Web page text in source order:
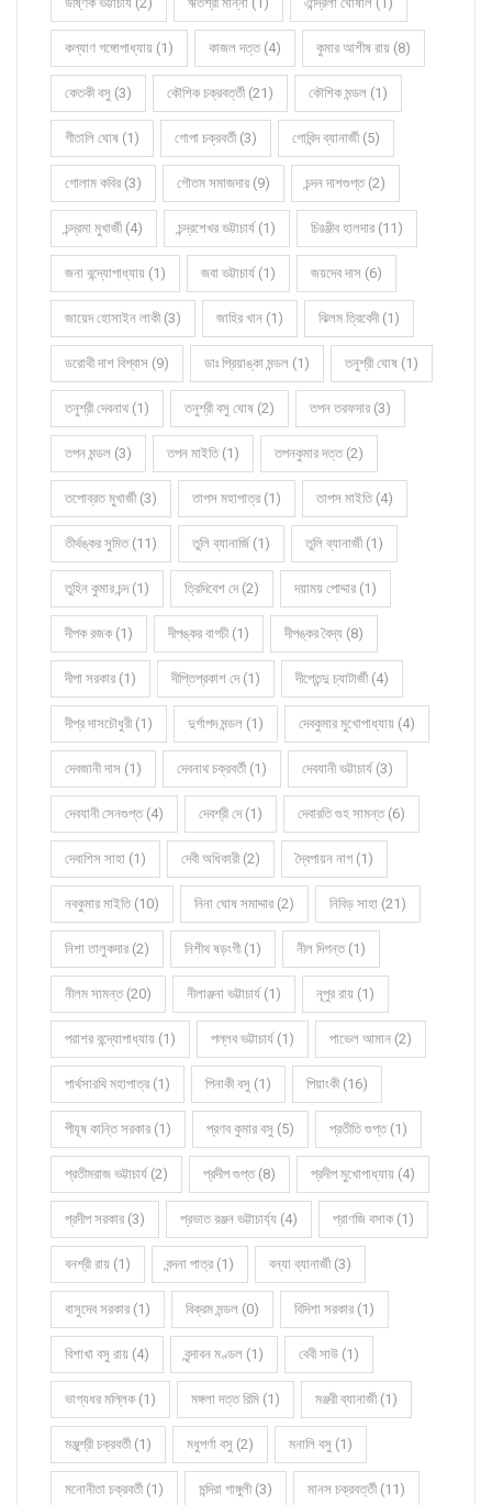
কল্যাণ গঙ্গোপাধ্যায় (1) কাজল দত্ত (4) কুমার আশীষ রায় (8)
কেতকী বসু (3) কৌশিক চক্রবর্ত্তী (21) কৌশিক মন্ডল (1)
গীতালি ঘোষ (1) গোপা চক্রবর্তী (3) গোবিন্দ ব্যানার্জী (5)
গোলাম কবির (3) গৌতম সমাজদার (9) চন্দন দাশগুপ্ত (2)
চন্দ্রমা মুখার্জী (4) চন্দ্রশেখর ভট্টাচার্য (1) চিরঞ্জীব হালদার (11)
জনা বন্দ্যোপাধ্যায় (1) জবা ভট্টাচার্য (1) জয়দেব দাস (6)
জায়েদ হোসাইন লাকী (3) জাহির খান (1) ঝিলম ত্রিবেদী (1)
ডরোথী দাশ বিশ্বাস (9) ডাঃ প্রিয়াঙ্কা মন্ডল (1) তনুশ্রী ঘোষ (1)
তনুশ্রী দেবনাথ (1) তনুশ্রী বসু ঘোষ (2) তপন তরফদার (3)
তপন মন্ডল (3) তপন মাইতি (1) তপনকুমার দত্ত (2)
তপোব্রত মুখার্জী (3) তাপস মহাপাত্র (1) তাপস মাইতি (4)
তীর্থঙ্কর সুমিত (11) তুলি ব্যানার্জি (1) তুলি ব্যানার্জী (1)
তুহিন কুমার চন্দ (1) ত্রিদিবেশ দে (2) দয়াময় পোদ্দার (1)
দীপক রজক (1) দীপঙ্কর বাগচী (1) দীপঙ্কর বৈদ্য (8)
দীপা সরকার (1) দীপ্তিপ্রকাশ দে (1) দীপ্তেন্দু চ্যাটার্জী (4)
দীপ্র দাসচৌধুরী (1) দুর্গাপদ মন্ডল (1) দেবকুমার মুখোপাধ্যায় (4)
দেবজানী দাস (1) দেবনাথ চক্রবর্তী (1) দেবযানী ভট্টাচার্য (3)
দেবযানী সেনগুপ্ত (4) দেবশ্রী দে (1) দেবারতি গুহ সামন্ত (6)
দেবাশিস সাহা (1) দেবী অধিকারী (2) দ্বৈপায়ন নাগ (1)
নবকুমার মাইতি (10) নিনা ঘোষ সমাদ্দার (2) নিবিড় সাহা (21)
নিশা তালুকদার (2) নিশীথ ষড়ংগী (1) নীল দিগন্ত (1)
নীলম সামন্ত (20) নীলাঞ্জনা ভট্টাচার্য (1) নূপুর রায় (1)
পরাশর বন্দ্যোপাধ্যায় (1) পল্লব ভট্টাচার্য (1) পাভেল আমান (2)
পার্থসারথি মহাপাত্র (1) পিনাকী বসু (1) পিয়াংকী (16)
পীযূষ কান্তি সরকার (1) প্রণব কুমার বসু (5) প্রতীতি গুপ্ত (1)
প্রতীমরাজ ভট্টাচার্য (2) প্রদীপ গুপ্ত (8) প্রদীপ মুখোপাধ্যায় (4)
প্রদীপ সরকার (3) প্রভাত রঞ্জন ভট্টাচার্য্য (4) প্রাণজি বসাক (1)
বনশ্রী রায় (1) বন্দনা পাত্র (1) বন্যা ব্যানার্জী (3)
বাসুদেব সরকার (1) বিক্রম মন্ডল (0) বিদিশা সরকার (1)
বিশাখা বসু রায় (4) বৃন্দাবন মণ্ডল (1) বেবী সাউ (1)
ভাগ্যধর মল্লিক (1) মঙ্গলা দত্ত রিমি (1) মঞ্জরী ব্যানার্জী (1)
মঞ্জুশ্রী চক্রবর্তী (1) মধুপর্ণা বসু (2) মনালি বসু (1)
মনোনীতা চক্রবর্তী (1) মন্দিরা গাঙ্গুলী (3) মানস চক্রবর্ত্তী (11)